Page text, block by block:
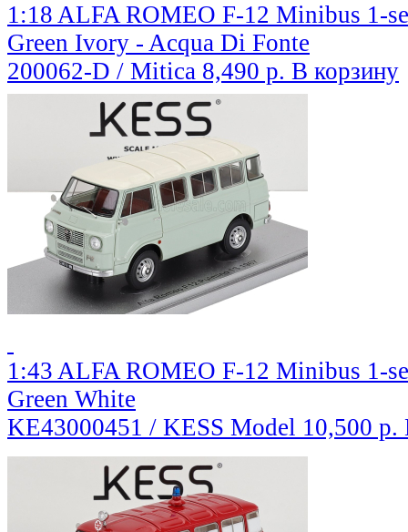
1:18 ALFA ROMEO F-12 Minibus 1-
Green Ivory - Acqua Di Fonte
200062-D / Mitica 8,490 р. В корзину
1:43 ALFA ROMEO F-12 Minibus 1-
Green White
KE43000451 / KESS Model 10,500 р.